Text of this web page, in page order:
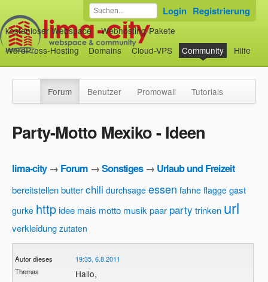
kostenloser Webspace
Webhosting-Pakete
WordPress-Hosting
Domains Cloud-VPS Community Hilfe
Login Registrierung
Forum Benutzer Promowall Tutorials
Party-Motto Mexiko - Ideen
lima-city→ Forum →Sonstiges→ Urlaub und Freizeit
bereitstellenbutterchili durchsage essen fahne flagge gast
gurke httpidee mais motto musik paar party trinken url
verkleidung zutaten
Autor dieses
Themas
19:35, 6.8.2011
Hallo,